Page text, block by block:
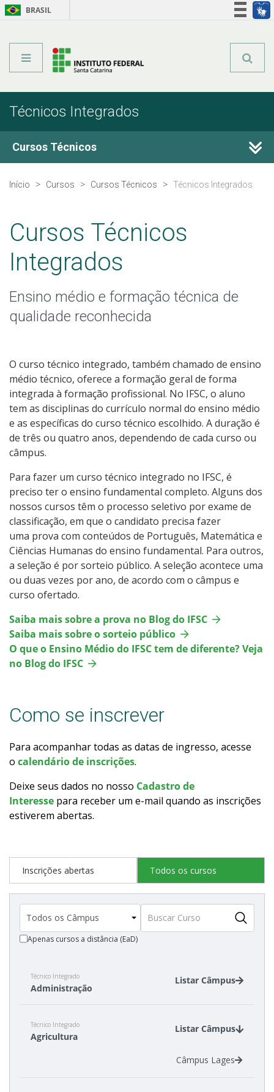
BRASIL
Técnicos Integrados
Cursos Técnicos
Cursos Técnicos
Qualificação Profissional
Pós-graduação
Educação a Distância
Transferências e retornos
PartiuIF
Parcerias
Processo de Inscrição
Resultados
Como posso estudar no IFSC?
Calendário de inscrições
Processos Seletivos
Cotas
Inscrições e acompanhamento
Orientações para Matrícula
Estatísticas dos Processos Seletivos
Cadastro de interesse
Início Cursos Cursos Técnicos Técnicos Integrados
Cursos Técnicos
Integrados
Ensino médio e formação técnica de
qualidade reconhecida
O curso técnico integrado, também chamado de ensino
médio técnico, oferece a formação geral de forma
integrada à formação profissional. No IFSC, o aluno
tem as disciplinas do currículo normal do ensino médio
e as específicas do curso técnico escolhido. A duração é
de três ou quatro anos, dependendo de cada curso ou
câmpus.
Para fazer um curso técnico integrado no IFSC, é
preciso ter o ensino fundamental completo. Alguns dos
nossos cursos têm o processo seletivo por exame de
classificação, em que o candidato precisa fazer
uma prova com conteúdos de Português, Matemática e
Ciências Humanas do ensino fundamental. Para outros,
a seleção é por sorteio público. A seleção acontece uma
ou duas vezes por ano, de acordo com o câmpus e
curso ofertado.
Saiba mais sobre a prova no Blog do IFSC
Saiba mais sobre o sorteio público
O que o Ensino Médio do IFSC tem de diferente? Veja
no Blog do IFSC
Como se inscrever
Para acompanhar todas as datas de ingresso, acesse
o calendário de inscrições.
Deixe seus dados no nosso Cadastro de
Interesse para receber um e-mail quando as inscrições
estiverem abertas.
Inscrições abertas Todos os cursos
Apenas cursos a distância (EaD)
Técnico Integrado
Administração
Listar Câmpus
Câmpus Garopaba
Câmpus Xanxerê
Técnico Integrado
Agricultura
Listar Câmpus
Câmpus Lages